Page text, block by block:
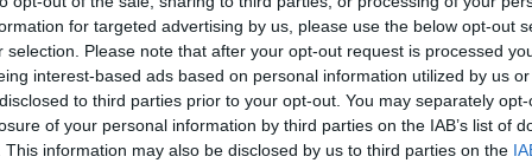
for targeted advertising by us, please use the below opt-out
selection. Please note that after your opt-out request is processed
interest-based ads based on personal information utilized by us
to third parties prior to your opt-out. You may separately
of your personal information by third parties on the IAB’s list of
This information may also be disclosed by us to third parties on the